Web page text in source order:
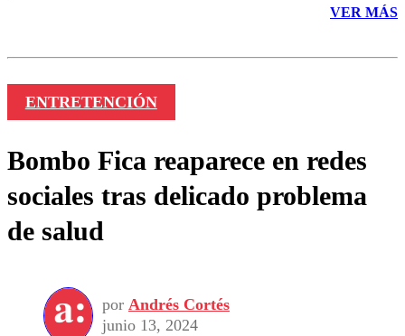
VER MÁS
ENTRETENCIÓN
Bombo Fica reaparece en redes
sociales tras delicado problema
de salud
por Andrés Cortés
junio 13, 2024